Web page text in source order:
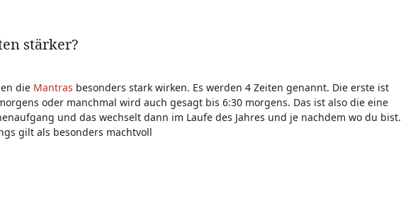
stärker?
die Mantras besonders stark wirken. Es werden 4 Zeiten genannt. Die erste ist
oder manchmal wird auch gesagt bis 6:30 morgens. Das ist also die eine
und das wechselt dann im Laufe des Jahres und je nachdem wo du bist.
gilt als besonders machtvoll